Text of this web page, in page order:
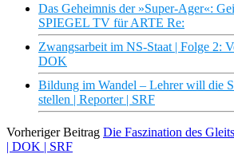
Das Geheimnis der »Super-Ager«:
SPIEGEL TV für ARTE Re:
Zwangsarbeit im NS-Staat | Folge 2:
DOK
Bildung im Wandel – Lehrer will die
stellen | Reporter | SRF
Vorheriger Beitrag Die Faszination des
| DOK | SRF